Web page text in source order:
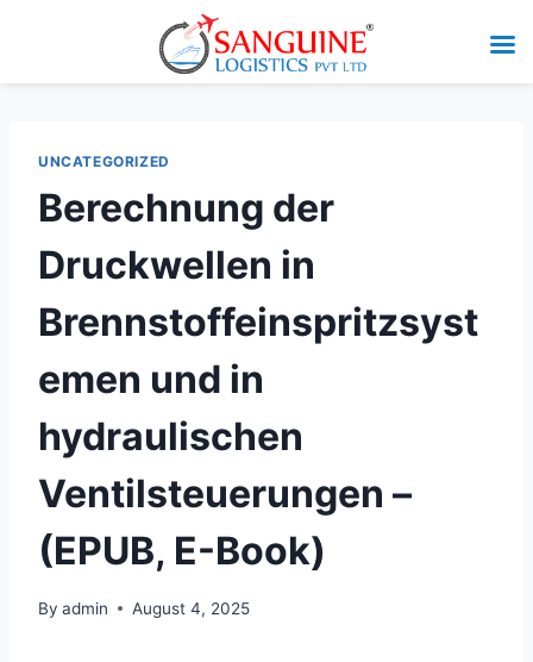
UNCATEGORIZED
Berechnung der
Druckwellen in
Brennstoffeinspritzsyst
emen und in
hydraulischen
Ventilsteuerungen –
(EPUB, E-Book)
By admin August 4, 2025